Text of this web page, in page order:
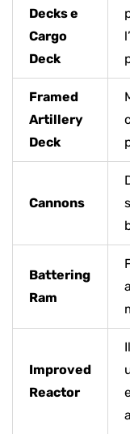
Decks e
Cargo
Deck
Framed
Artillery
Deck
Cannons
Battering
Ram
Improved
Reactor